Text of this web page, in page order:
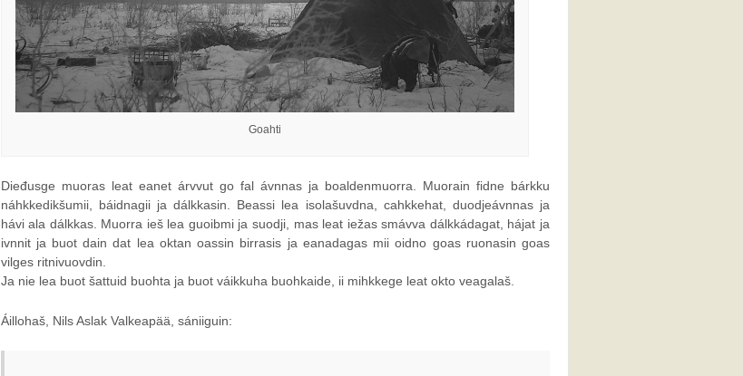
Goahti
Dieđusge muoras leat eanet árvvut go fal ávnnas ja boaldenmuorra. Muorain fidne bárkku
náhkkedikšumii, báidnagii ja dálkkasin. Beassi lea isolašuvdna, cahkkehat, duodje­ávnnas ja
hávi ala dálkkas. Muorra ieš lea guoibmi ja suodji, mas leat iežas smávva dálkkádagat, hájat ja
ivnnit ja buot dain dat lea oktan oassin birrasis ja eanadagas mii oidno goas ruonasin goas
vilges ritnivuovdin.
Ja nie lea buot šattuid buohta ja buot váikkuha buohkaide, ii mihkkege leat okto veagalaš.
Áillohaš, Nils Aslak Valkeapää, sániiguin: